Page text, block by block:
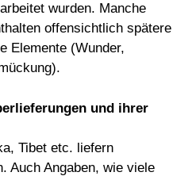
wurden. Manche
offensichtlich spätere
Elemente (Wunder,
und ihrer
Tibet etc. liefern
Auch Angaben, wie viele